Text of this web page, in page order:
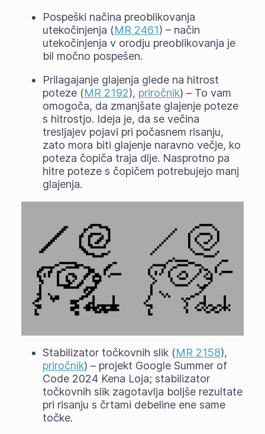
Pospeški načina preoblikovanja
utekočinjenja (MR 2461) – način
utekočinjenja v orodju preoblikovanja je
bil močno pospešen.
Prilagajanje glajenja glede na hitrost
poteze (MR 2192), priročnik) – To vam
omogoča, da zmanjšate glajenje poteze
s hitrostjo. Ideja je, da se večina
tresljajev pojavi pri počasnem risanju,
zato mora biti glajenje naravno večje, ko
poteza čopiča traja dlje. Nasprotno pa
hitre poteze s čopičem potrebujejo manj
glajenja.
Stabilizator točkovnih slik (MR 2158),
priročnik) – projekt Google Summer of
Code 2024 Kena Loja; stabilizator
točkovnih slik zagotavlja boljše rezultate
pri risanju s črtami debeline ene same
točke.